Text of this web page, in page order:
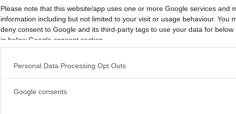
Please note that this website/app uses one or more Google services and
information including but not limited to your visit or usage behaviour. You
deny consent to Google and its third-party tags to use your data for below
in below Google consent section.
Personal Data Processing Opt Outs
Google consents
30χρονου για αναρτήσεις που
προέτρεπαν σε εγκληματικές
ενέργειες
βάρος 30χρονου προχώρησε η
Κυβερνοεγκλήματος, καθώς